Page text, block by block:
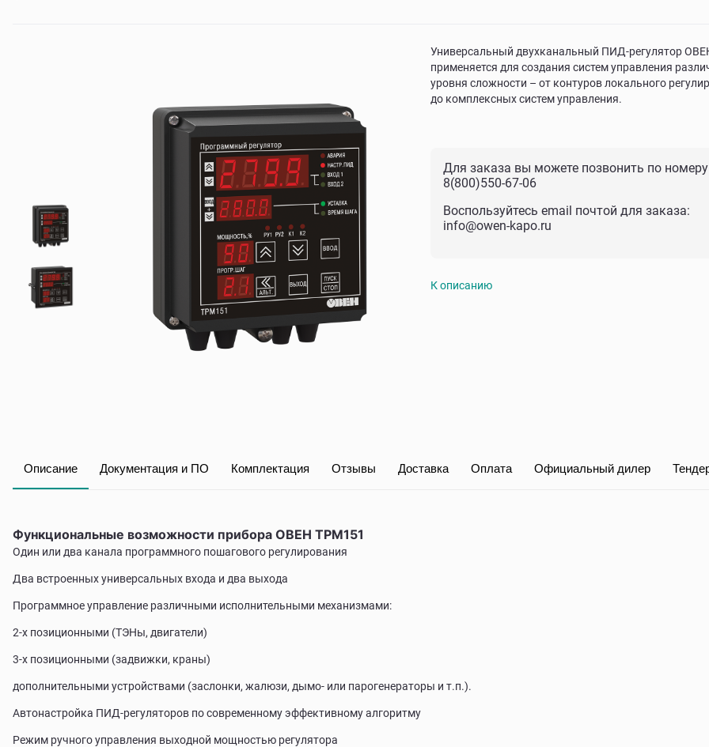
Универсальный двухканальный ПИД-регулятор
применяется для создания систем управления
уровня сложности – от контуров локального
до комплексных систем управления.
Для заказа вы можете позвонить по
8(800)550-67-06
Воспользуйтесь email почтой для заказа:
info@owen-kapo.ru
К описанию
Описание Документация и ПО Комплектация Отзывы Доставка Оплата Официальный дилер
Функциональные возможности прибора ОВЕН ТРМ151
Один или два канала программного пошагового регулирования
Два встроенных универсальных входа и два выхода
Программное управление различными исполнительными механизмами:
2-х позиционными (ТЭНы, двигатели)
3-х позиционными (задвижки, краны)
дополнительными устройствами (заслонки, жалюзи, дымо- или парогенераторы и т.п.).
Автонастройка ПИД-регуляторов по современному эффективному алгоритму
Режим ручного управления выходной мощностью регулятора